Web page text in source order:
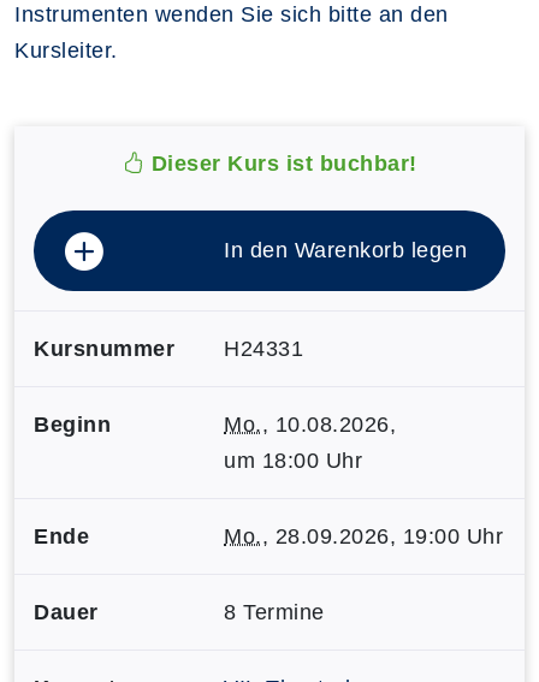
Instrumenten wenden Sie sich bitte an den
Kursleiter.
Dieser Kurs ist buchbar!
In den Warenkorb legen
Kursnummer H24331
Beginn Mo., 10.08.2026,
um 18:00 Uhr
Ende Mo., 28.09.2026, 19:00 Uhr
Dauer 8 Termine